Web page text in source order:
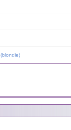
(blondie)